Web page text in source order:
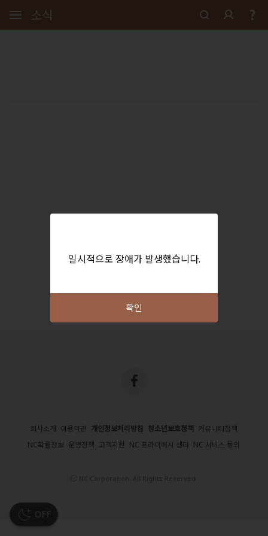
소식
회사소개 이용약관 개인정보처리방침 청소년보호정책 커뮤니티정책
NC확률정보 운영정책 고객지원 NC 프라이버시 센터 NC 서비스 동의
일시적으로 장애가 발생했습니다.
확인